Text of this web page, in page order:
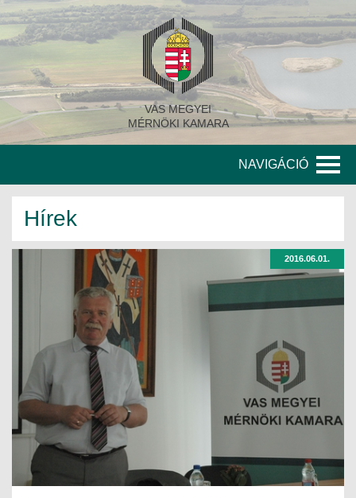
VAS MEGYEI
MÉRNÖKI KAMARA
NAVIGÁCIÓ
SZERVEZETI FELÉPÍTÉS
KITÜNTETETT MÉRNÖKÖK
KORÁBBI TISZTSÉGVISELŐK
MÉRNÖK ELŐDÖK
MŰKÖDÉS
JOGOSULTSÁGOK
IGAZGATÁSI, SZOLGÁLTATÁSI DÍJAK
Hírek
2016.06.01.